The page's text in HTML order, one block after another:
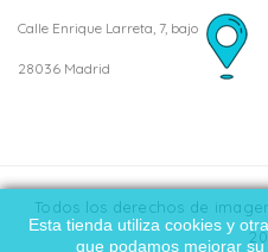
Esta tienda utiliza cookies y
que podamos mejorar su
Calle Enrique Larreta, 7, bajo
28036 Madrid
Todos los derechos de